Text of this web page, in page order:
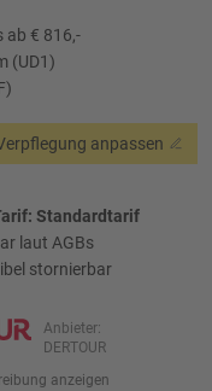
ab € 816,-
(UD1)
anpassen
Standardtarif
laut AGBs
stornierbar
Anbieter:
DERTOUR
anzeigen